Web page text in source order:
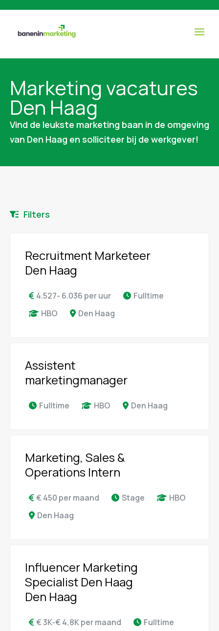
Marketing vacatures
Den Haag
Vind de leukste marketing baan in de omgeving
van Den Haag en solliciteer bij de werkgever!
Filters
Recruitment Marketeer
Den Haag
4.527- 6.036 per uur
Fulltime
HBO
Den Haag
Assistent
marketingmanager
Fulltime HBO Den Haag
Marketing, Sales &
Operations Intern
€ 450 per maand Stage
HBO
Den Haag
Influencer Marketing
Specialist Den Haag
Den Haag
€ 3K-€ 4,8K per maand
Fulltime